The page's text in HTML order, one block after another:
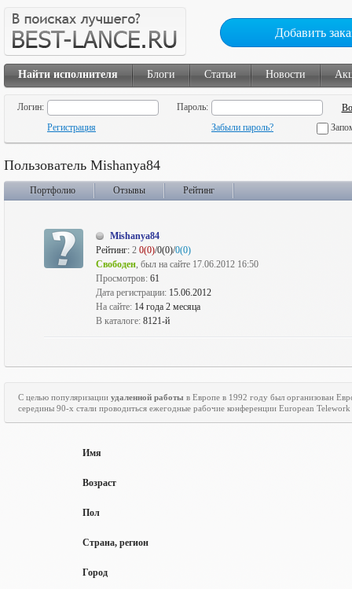
Добавить
Найти исполнителя Блоги Статьи Новости
Логин:
Пароль:
Регистрация
Забыли пароль?
Пользователь Mishanya84
Портфолио Отзывы Рейтинг
Mishanya84
Рейтинг: 2 0(0)/0(0)/0(0)
Свободен, был на сайте 17.06.2012 16:50
Просмотров: 61
Дата регистрации: 15.06.2012
На сайте: 14 года 2 месяца
В каталоге: 8121-й
С целью популяризации удаленной работы в Европе в 1992 году был организован
середины 90-х стали проводиться ежегодные рабочие конференции European Telework
Имя
Возраст
Пол
Страна, регион
Город